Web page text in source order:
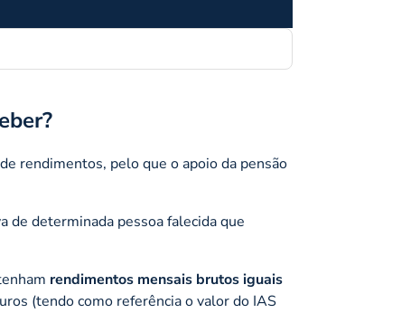
rendimentos, pelo que o apoio da pensão
de determinada pessoa falecida que
rendimentos mensais brutos iguais
(tendo como referência o valor do IAS